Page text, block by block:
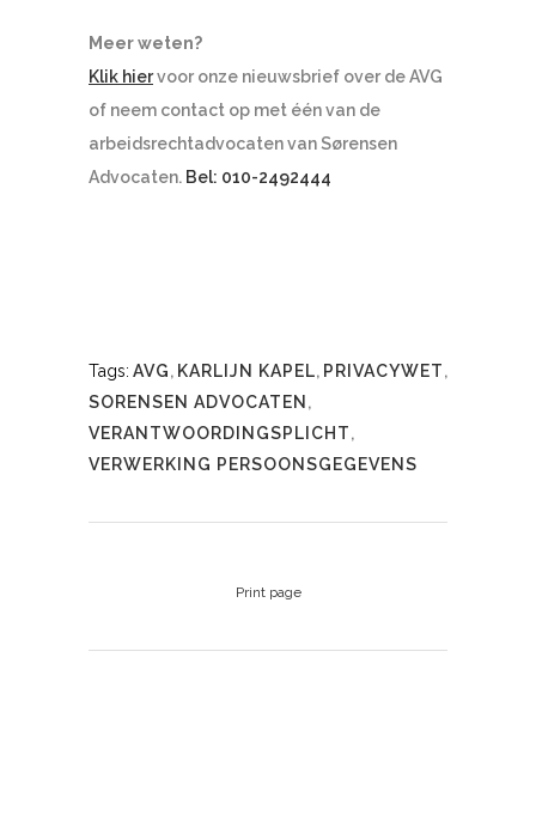
Meer weten?
Klik hiervoor onze nieuwsbrief over de AVG
of neem contact op met één van de
arbeidsrechtadvocaten van Sørensen
Advocaten. Bel: 010-2492444
Tags: AVG, KARLIJN KAPEL, PRIVACYWET,
SORENSEN ADVOCATEN ,
VERANTWOORDINGSPLICHT,
VERWERKING PERSOONSGEGEVENS
Print page